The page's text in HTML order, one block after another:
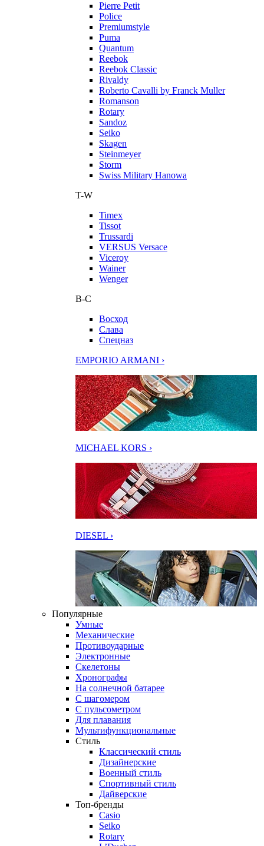
Pierre Petit
Police
Premiumstyle
Puma
Quantum
Reebok
Reebok Classic
Rivaldy
Roberto Cavalli by Franck Muller
Romanson
Rotary
Sandoz
Seiko
Skagen
Steinmeyer
Storm
Swiss Military Hanowa
T-W
Timex
Tissot
Trussardi
VERSUS Versace
Viceroy
Wainer
Wenger
В-С
Восход
Слава
Спецназ
EMPORIO ARMANI ›
MICHAEL KORS ›
DIESEL ›
Популярные
Умные
Механические
Противоударные
Электронные
Скелетоны
Хронографы
На солнечной батарее
С шагомером
С пульсометром
Для плавания
Мультифункциональные
Стиль
Классический стиль
Дизайнерские
Военный стиль
Спортивный стиль
Дайверские
Топ-бренды
Casio
Seiko
Rotary